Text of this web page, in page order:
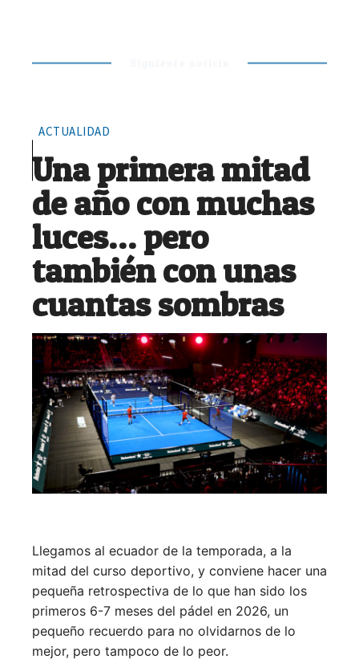
ACTUALIDAD
Una primera mitad
de año con muchas
luces… pero
también con unas
cuantas sombras
Llegamos al ecuador de la temporada, a la
mitad del curso deportivo, y conviene hacer una
pequeña retrospectiva de lo que han sido los
primeros 6-7 meses del pádel en 2026, un
pequeño recuerdo para no olvidarnos de lo
mejor, pero tampoco de lo peor.